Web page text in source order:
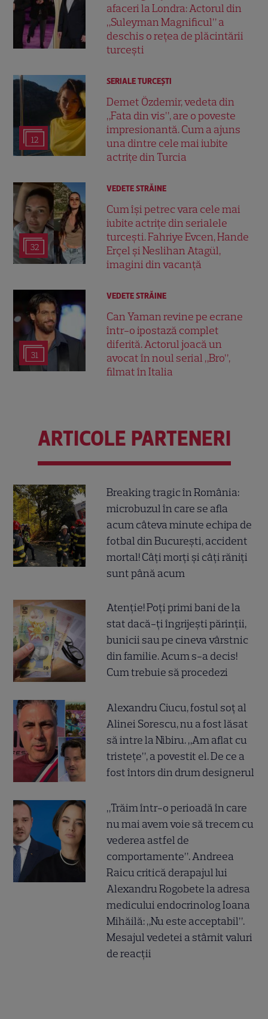
afaceri la Londra: Actorul din
„Suleyman Magnificul” a
deschis o rețea de plăcintării
turcești
12
SERIALE TURCEŞTI
Demet Özdemir, vedeta din
„Fata din vis”, are o poveste
impresionantă. Cum a ajuns
una dintre cele mai iubite
actrițe din Turcia
32
VEDETE STRĂINE
Cum își petrec vara cele mai
iubite actrițe din serialele
turcești. Fahriye Evcen, Hande
Erçel și Neslihan Atagül,
imagini din vacanță
31
VEDETE STRĂINE
Can Yaman revine pe ecrane
într-o ipostază complet
diferită. Actorul joacă un
avocat în noul serial „Bro”,
filmat în Italia
ARTICOLE PARTENERI
Breaking tragic în România:
microbuzul în care se afla
acum câteva minute echipa de
fotbal din București, accident
mortal! Câți morți și câți răniți
sunt până acum
Atenție! Poți primi bani de la
stat dacă-ți îngrijești părinții,
bunicii sau pe cineva vârstnic
din familie. Acum s-a decis!
Cum trebuie să procedezi
Alexandru Ciucu, fostul soț al
Alinei Sorescu, nu a fost lăsat
să intre la Nibiru. „Am aflat cu
tristețe”, a povestit el. De ce a
fost întors din drum designerul
„Trăim într-o perioadă în care
nu mai avem voie să trecem cu
vederea astfel de
comportamente”. Andreea
Raicu critică derapajul lui
Alexandru Rogobete la adresa
medicului endocrinolog Ioana
Mihăilă: „Nu este acceptabil”.
Mesajul vedetei a stârnit valuri
de reacții